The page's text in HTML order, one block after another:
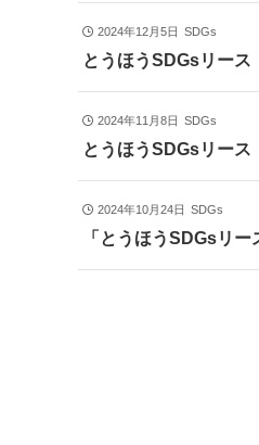
2024年12月5日 SDGs
とうほうSDGsリース
2024年11月8日 SDGs
とうほうSDGsリース
2024年10月24日 SDGs
「とうほうSDGsリ